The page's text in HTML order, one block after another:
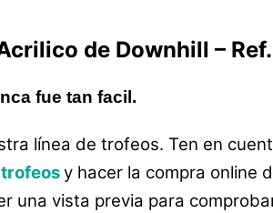
de Downhill –
fue tan facil.
línea de trofeos. Ten en
trofeosy hacer la compra online
una vista previa para